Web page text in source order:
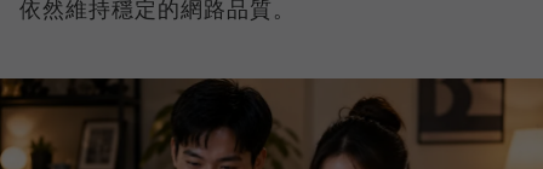
依然維持穩定的網路品質。